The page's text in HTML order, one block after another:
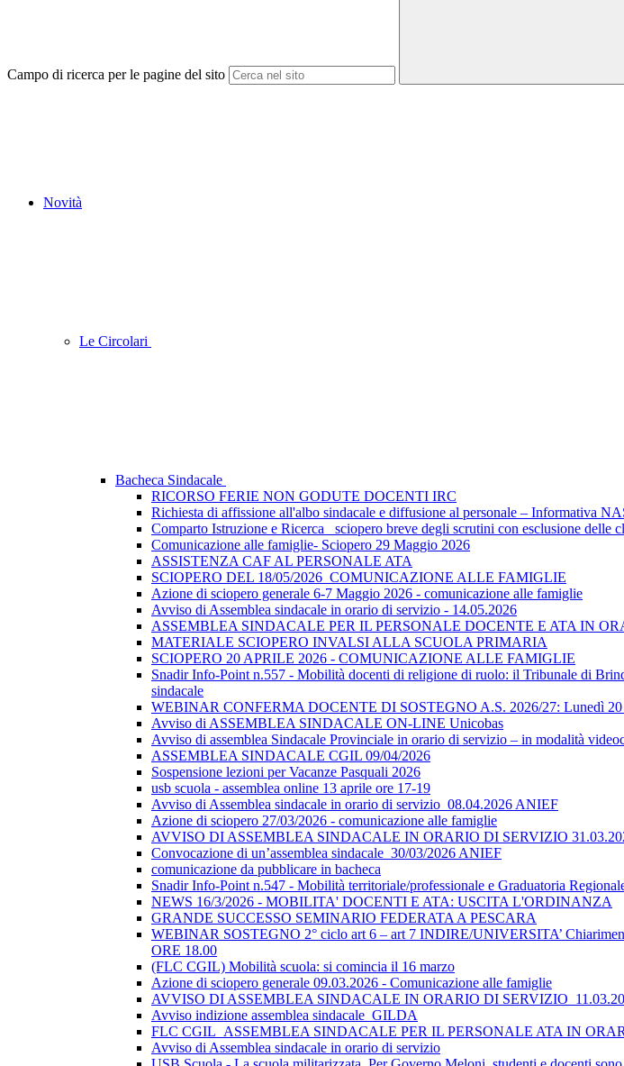
Campo di ricerca per le pagine del sito
Novità
Le Circolari
Bacheca Sindacale
RICORSO FERIE NON GODUTE DOCENTI IRC
Richiesta di affissione all'albo sindacale e diffusione al personale – Informativa
Comparto Istruzione e Ricerca_ sciopero breve degli scrutini con esclusione delle
Comunicazione alle famiglie- Sciopero 29 Maggio 2026
ASSISTENZA CAF AL PERSONALE ATA
SCIOPERO DEL 18/05/2026_COMUNICAZIONE ALLE FAMIGLIE
Azione di sciopero generale 6-7 Maggio 2026 - comunicazione alle famiglie
Avviso di Assemblea sindacale in orario di servizio - 14.05.2026
ASSEMBLEA SINDACALE PER IL PERSONALE DOCENTE E ATA IN
MATERIALE SCIOPERO INVALSI ALLA SCUOLA PRIMARIA
SCIOPERO 20 APRILE 2026 - COMUNICAZIONE ALLE FAMIGLIE
Snadir Info-Point n.557 - Mobilità docenti di religione di ruolo: il Tribunale di
sindacale
WEBINAR CONFERMA DOCENTE DI SOSTEGNO A.S. 2026/27: Lunedì 20
Avviso di ASSEMBLEA SINDACALE ON-LINE Unicobas
Avviso di assemblea Sindacale Provinciale in orario di servizio – in modalità
ASSEMBLEA SINDACALE CGIL 09/04/2026
Sospensione lezioni per Vacanze Pasquali 2026
usb scuola - assemblea online 13 aprile ore 17-19
Avviso di Assemblea sindacale in orario di servizio_08.04.2026 ANIEF
Azione di sciopero 27/03/2026 - comunicazione alle famiglie
AVVISO DI ASSEMBLEA SINDACALE IN ORARIO DI SERVIZIO
Convocazione di un’assemblea sindacale_30/03/2026 ANIEF
comunicazione da pubblicare in bacheca
Snadir Info-Point n.547 - Mobilità territoriale/professionale e Graduatoria
NEWS 16/3/2026 - MOBILITA' DOCENTI E ATA: USCITA L'ORDINANZA
GRANDE SUCCESSO SEMINARIO FEDERATA A PESCARA
WEBINAR SOSTEGNO 2° ciclo art 6 – art 7 INDIRE/UNIVERSITA’
ORE 18.00
(FLC CGIL) Mobilità scuola: si comincia il 16 marzo
Azione di sciopero generale 09.03.2026 - Comunicazione alle famiglie
AVVISO DI ASSEMBLEA SINDACALE IN ORARIO DI
Avviso indizione assemblea sindacale_GILDA
FLC CGIL_ASSEMBLEA SINDACALE PER IL PERSONALE ATA IN
Avviso di Assemblea sindacale in orario di servizio